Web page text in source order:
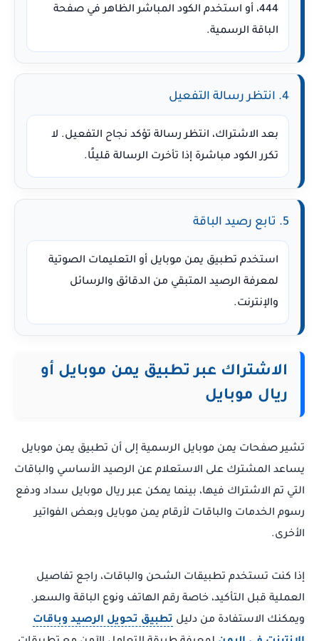
444، أو استخدم الكود المباشر الظاهر في صفحة
الباقة الرسمية.
4. انتظر رسالة التفعيل
بعد الاشتراك، انتظر رسالة تؤكد نجاح التفعيل. لا
تكرر الكود مباشرة إذا تأخرت الرسالة قليلًا.
5. تابع رصيد الباقة
استخدم تطبيق يمن موبايل أو التعليمات الصوتية
لمعرفة الرصيد المتبقي من الدقائق والرسائل
والإنترنت.
الاشتراك عبر تطبيق يمن موبايل أو
ريال موبايل
تشير صفحات يمن موبايل الرسمية إلى أن تطبيق يمن موبايل
يساعد المشترك على الاستعلام عن الرصيد الأساسي والباقات
التي تم الاشتراك فيها، بينما يمكن عبر ريال موبايل سداد ودفع
رسوم الخدمات والباقات لأرقام يمن موبايل وبعض الفواتير
الأخرى.
إذا كنت تستخدم تطبيقات الشحن والباقات، راجع تفاصيل
العملية قبل التأكيد، خاصة رقم الهاتف ونوع الباقة والسعر.
ويمكنك الاستفادة من دليل تطبيق تحويل الرصيد وباقات